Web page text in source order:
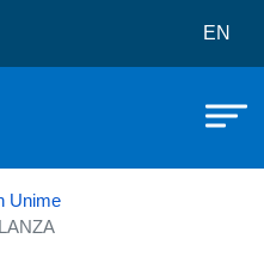
di Messina
EN
Unime